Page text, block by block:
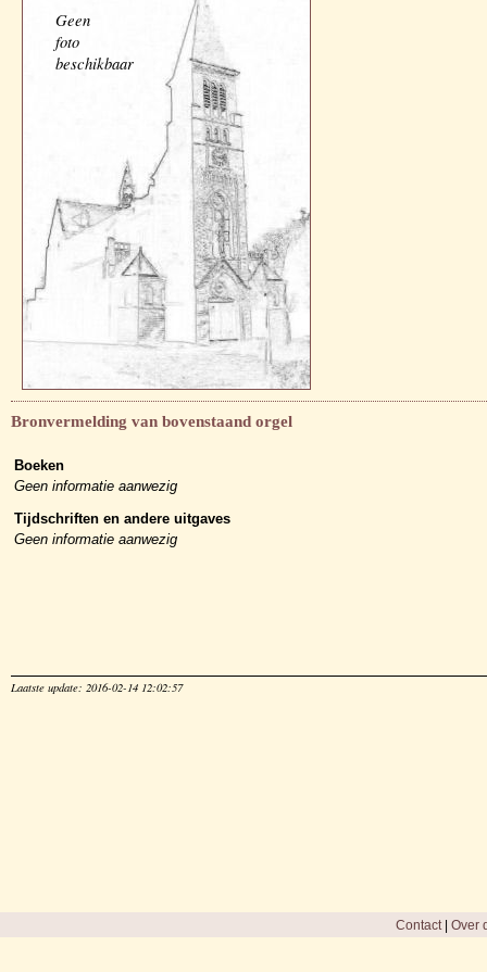
Geen
foto
beschikbaar
Bronvermelding van bovenstaand orgel
Boeken
Geen informatie aanwezig
Tijdschriften en andere uitgaves
Geen informatie aanwezig
Laatste update: 2016-02-14 12:02:57
Contact| Over